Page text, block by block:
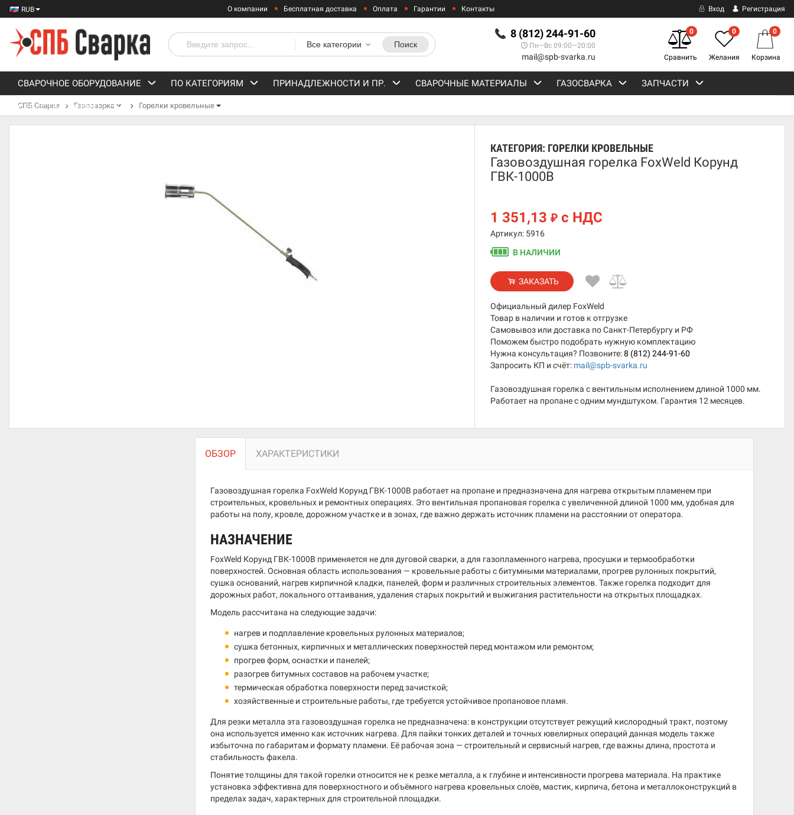
RUB О компании Бесплатная доставка Оплата Гарантии Контакты Вход Регистрация
8 (812) 244-91-60
Пн—Вс 09:00—20:00
mail@spb-svarka.ru
Все категории Поиск
0
Сравнить
0
Желания
0
Корзина
СВАРОЧНОЕ ОБОРУДОВАНИЕ ПО КАТЕГОРИЯМ ПРИНАДЛЕЖНОСТИ И ПР. СВАРОЧНЫЕ МАТЕРИАЛЫ ГАЗОСВАРКА ЗАПЧАСТИ
СРЕДСТВА ЗАЩИТЫ
СПБ Сварка Газосварка Горелки кровельные
КАТЕГОРИЯ: ГОРЕЛКИ КРОВЕЛЬНЫЕ
Газовоздушная горелка FoxWeld Корунд
ГВК-1000В
1 351,13₽ с НДС
Артикул: 5916
В НАЛИЧИИ
ЗАКАЗАТЬ
Официальный дилер FoxWeld
Товар в наличии и готов к отгрузке
Самовывоз или доставка по Санкт-Петербургу и РФ
Поможем быстро подобрать нужную комплектацию
Нужна консультация? Позвоните:8 (812) 244-91-60
Запросить КП и счёт: mail@spb-svarka.ru
Газовоздушная горелка с вентильным исполнением длиной 1000 мм.
Работает на пропане с одним мундштуком. Гарантия 12 месяцев.
ОБЗОР ХАРАКТЕРИСТИКИ
Газовоздушная горелка FoxWeld Корунд ГВК-1000В работает на пропане и предназначена для нагрева открытым пламенем при
строительных, кровельных и ремонтных операциях. Это вентильная пропановая горелка с увеличенной длиной 1000 мм, удобная для
работы на полу, кровле, дорожном участке и в зонах, где важно держать источник пламени на расстоянии от оператора.
НАЗНАЧЕНИЕ
FoxWeld Корунд ГВК-1000В применяется не для дуговой сварки, а для газопламенного нагрева, просушки и термообработки
поверхностей. Основная область использования — кровельные работы с битумными материалами, прогрев рулонных покрытий,
сушка оснований, нагрев кирпичной кладки, панелей, форм и различных строительных элементов. Также горелка подходит для
дорожных работ, локального оттаивания, удаления старых покрытий и выжигания растительности на открытых площадках.
Модель рассчитана на следующие задачи:
нагрев и подплавление кровельных рулонных материалов;
сушка бетонных, кирпичных и металлических поверхностей перед монтажом или ремонтом;
прогрев форм, оснастки и панелей;
разогрев битумных составов на рабочем участке;
термическая обработка поверхности перед зачисткой;
хозяйственные и строительные работы, где требуется устойчивое пропановое пламя.
Для резки металла эта газовоздушная горелка не предназначена: в конструкции отсутствует режущий кислородный тракт, поэтому
она используется именно как источник нагрева. Для пайки тонких деталей и точных ювелирных операций данная модель также
избыточна по габаритам и формату пламени. Её рабочая зона — строительный и сервисный нагрев, где важны длина, простота и
стабильность факела.
Понятие толщины для такой горелки относится не к резке металла, а к глубине и интенсивности прогрева материала. На практике
установка эффективна для поверхностного и объёмного нагрева кровельных слоёв, мастик, кирпича, бетона и металлоконструкций в
пределах задач, характерных для строительной площадки.